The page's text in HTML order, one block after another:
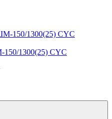
1300(25) CYC